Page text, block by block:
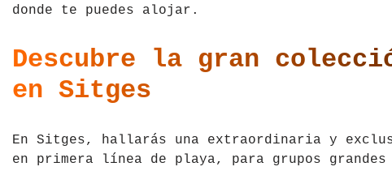
donde te puedes alojar.
Descubre la gran
en Sitges
En Sitges, hallarás una extraordinaria y
en primera línea de playa, para grupos grandes